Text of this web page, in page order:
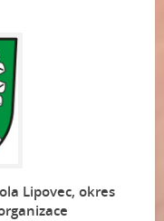
Lipovec, okres